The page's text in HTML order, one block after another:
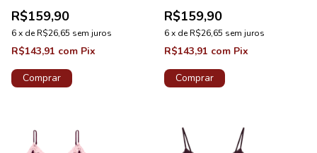
R$159,90
6x deR$26,65 sem juros
R$143,91 com Pix
Comprar
R$159,90
6x deR$26,65 sem juros
R$143,91 com Pix
Comprar